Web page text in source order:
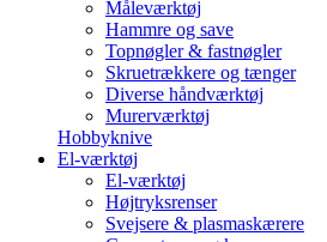
Måleværktøj
Hammre og save
Topnøgler & fastnøgler
Skruetrækkere og tænger
Diverse håndværktøj
Murerværktøj
Hobbyknive
El-værktøj
El-værktøj
Højtryksrenser
Svejsere & plasmaskærere